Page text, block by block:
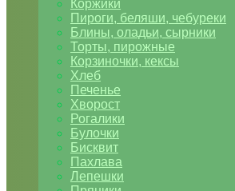
Коржики
Пироги, беляши, чебуреки
Блины, оладьи, сырники
Торты, пирожные
Корзиночки, кексы
Хлеб
Печенье
Хворост
Рогалики
Булочки
Бисквит
Пахлава
Лепешки